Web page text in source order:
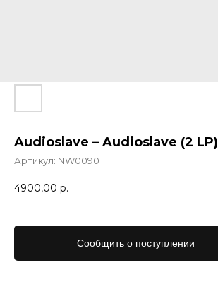
Audioslave – Audioslave (2 LP)
Артикул: NW0090
4900,00 р.
Сообщить о поступлении